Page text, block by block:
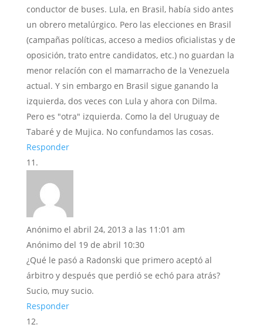
conductor de buses. Lula, en Brasil, había sido antes
un obrero metalúrgico. Pero las elecciones en Brasil
(campañas políticas, acceso a medios oficialistas y de
oposición, trato entre candidatos, etc.) no guardan la
menor relacíón con el mamarracho de la Venezuela
actual. Y sin embargo en Brasil sigue ganando la
izquierda, dos veces con Lula y ahora con Dilma.
Pero es "otra" izquierda. Como la del Uruguay de
Tabaré y de Mujica. No confundamos las cosas.
Responder
Anónimo el abril 24, 2013 a las 11:01 am
Anónimo del 19 de abril 10:30
¿Qué le pasó a Radonski que primero aceptó al
árbitro y después que perdió se echó para atrás?
Sucio, muy sucio.
Responder